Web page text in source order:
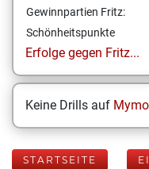
Gewinnpartien Fritz:
Schönheitspunkte
Erfolge gegen Fritz...
Keine Drills auf
STARTSEITE